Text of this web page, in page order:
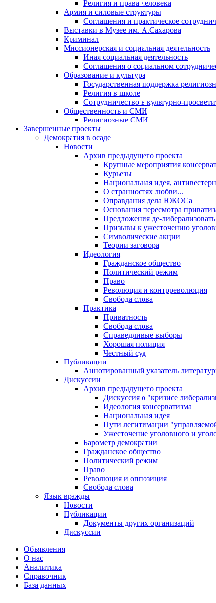
Религия и права человека
Армия и силовые структуры
Соглашения и практическое
Выставки в Музее им. А.Сахарова
Криминал
Миссионерская и социальная деятельность
Иная социальная деятельность
Соглашения о социальном
Образование и культура
Государственная поддержка
Религия в школе
Сотрудничество в культурно-
Общественность и СМИ
Религиозные СМИ
Завершенные проекты
Демократия в осаде
Новости
Архив предыдущего проекта
Крупные мероприятия
Курьезы
Национальная идея,
О странностях любви...
Оправдания дела ЮКОСа
Основания пересмотра
Предложения де-
Призывы к ужесточению
Символические акции
Теории заговора
Идеология
Гражданское общество
Политический режим
Право
Революция и контрреволюция
Свобода слова
Практика
Приватность
Свобода слова
Справедливые выборы
Хорошая полиция
Честный суд
Публикации
Аннотированный указатель
Дискуссии
Архив предыдущего проекта
Дискуссия о "кризисе
Идеология консерватизма
Национальная идея
Пути легитимации
Ужесточение уголовного и
Барометр демократии
Гражданское общество
Политический режим
Право
Революция и оппозиция
Свобода слова
Язык вражды
Новости
Публикации
Документы других организаций
Дискуссии
Объявления
О нас
Аналитика
Справочник
База данных